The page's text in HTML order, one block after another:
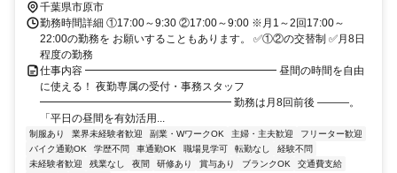
千葉県市原市
勤務時間詳細 ①17:00～9:30 ②17:00～9:00 ※月1～2回17:00～
22:00の勤務を お願いすることもあります。 ✅①②の交替制 ✅月8日
程度の勤務
仕事内容 ━━━━━━━━━━━━━━━━━━ 昼間の時間を自由
に使える！ 夜勤専属の受付・事務スタッフ
━━━━━━━━━━━━━━━━━━ 勤務は月8回前後 ―――。
「平日の昼間を有効活用...
制服あり 業界未経験者歓迎 副業・WワークOK 主婦・主夫歓迎
フリーター歓迎
バイク通勤OK
学歴不問 車通勤OK 職場見学可 転勤なし
経験不問
未経験者歓迎
残業なし 夜間 研修あり 賞与あり ブランクOK
交通費支給